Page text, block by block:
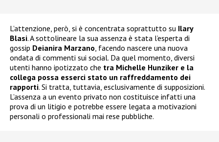
L’attenzione, però, si è concentrata soprattutto su Ilary
Blasi. A sottolineare la sua assenza è stata l’esperta di
gossip Deianira Marzano, facendo nascere una nuova
ondata di commenti sui social. Da quel momento, diversi
utenti hanno ipotizzato che tra Michelle Hunziker e la
collega possa esserci stato un raffreddamento dei
rapporti. Si tratta, tuttavia, esclusivamente di supposizioni.
L’assenza a un evento privato non costituisce infatti una
prova di un litigio e potrebbe essere legata a motivazioni
personali o professionali mai rese pubbliche.